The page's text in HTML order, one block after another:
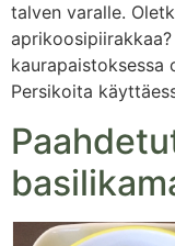
talven varalle.
kaurapaistoksessa
Persikoita